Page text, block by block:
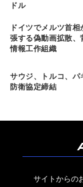
ドル
ドイツでメルツ首
張する偽動画拡散、
情報工作組織
サウジ、トルコ、パ
防衛協定締結
サイトからの